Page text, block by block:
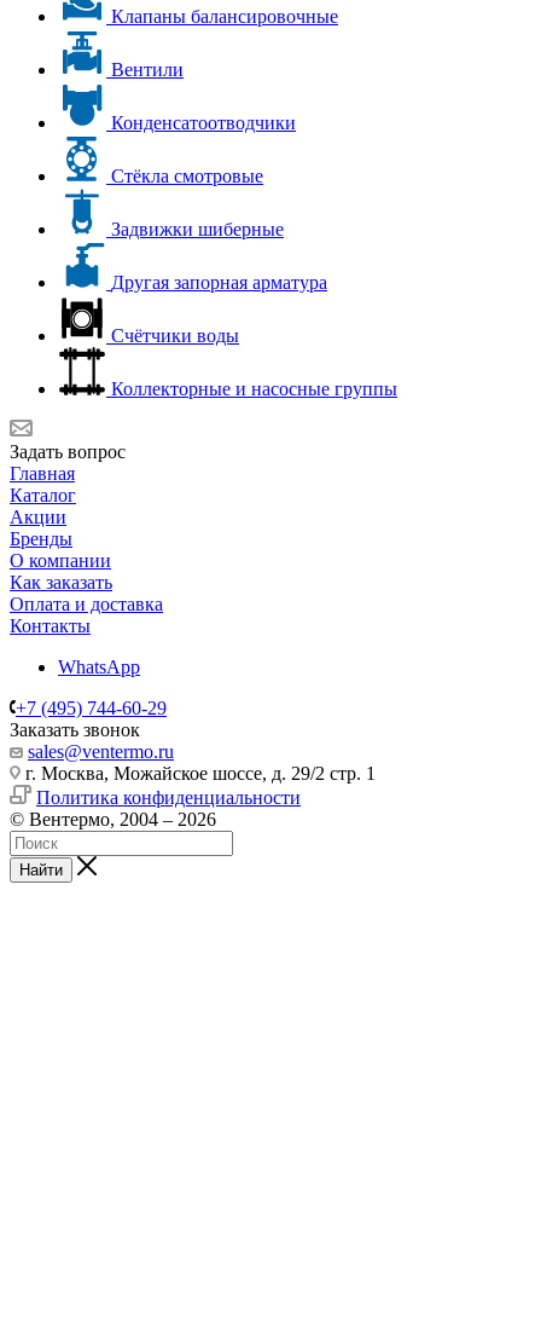
Клапаны балансировочные
Вентили
Конденсатоотводчики
Стёкла смотровые
Задвижки шиберные
Другая запорная арматура
Счётчики воды
Коллекторные и насосные группы
Задать вопрос
Главная
Каталог
Акции
Бренды
О компании
Как заказать
Оплата и доставка
Контакты
WhatsApp
+7 (495) 744-60-29
Заказать звонок
sales@ventermo.ru
г. Москва, Можайское шоссе, д. 29/2 стр. 1
Политика конфиденциальности
© Вентермо, 2004 – 2026
Найти